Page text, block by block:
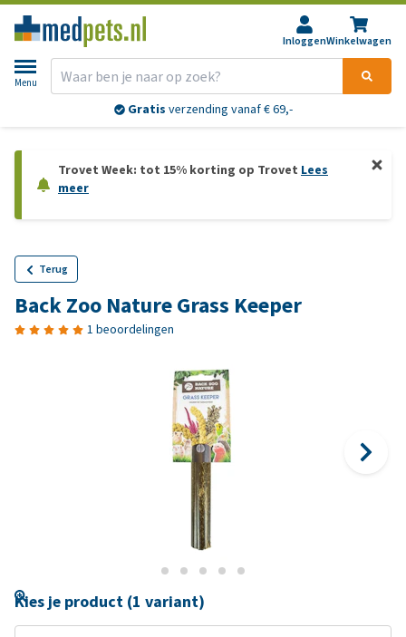
InloggenWinkelwagen
Menu
Gratis verzending vanaf € 69,-
Trovet Week: tot 15% korting op Trovet Lees
meer
Terug
Back Zoo Nature Grass Keeper
1 beoordelingen
Kies je product (1 variant)